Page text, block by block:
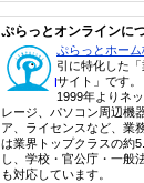
ぷらっとオンラインに
ぷらっとホーム
引に特化した
サイト」です。
1999年よりネ
レージ、パソコン周辺機
ア、ライセンスなど、業
は業界トップクラスの約
し、学校・官公庁・一般
も対応しています。